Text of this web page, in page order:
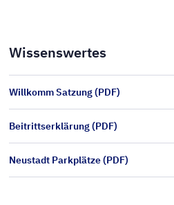
Wissenswertes
Willkomm Satzung (PDF)
Beitrittserklärung (PDF)
Neustadt Parkplätze (PDF)